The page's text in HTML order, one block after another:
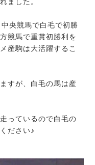
央競馬で白毛で初勝
競馬で重賞初勝利を
産駒は大活躍するこ
すが、白毛の馬は産
っているので白毛の
ださい♪